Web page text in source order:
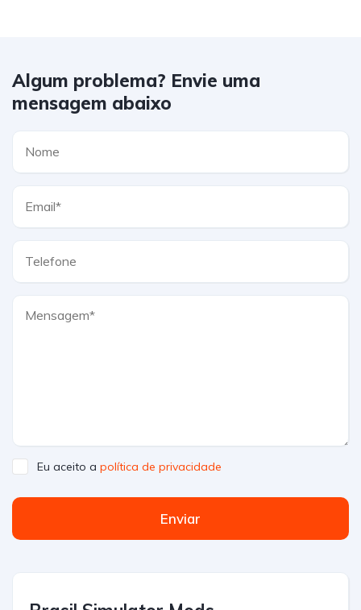
Algum problema? Envie uma
mensagem abaixo
Eu aceito a política de privacidade
Enviar